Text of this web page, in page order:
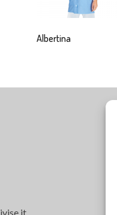
Albertina